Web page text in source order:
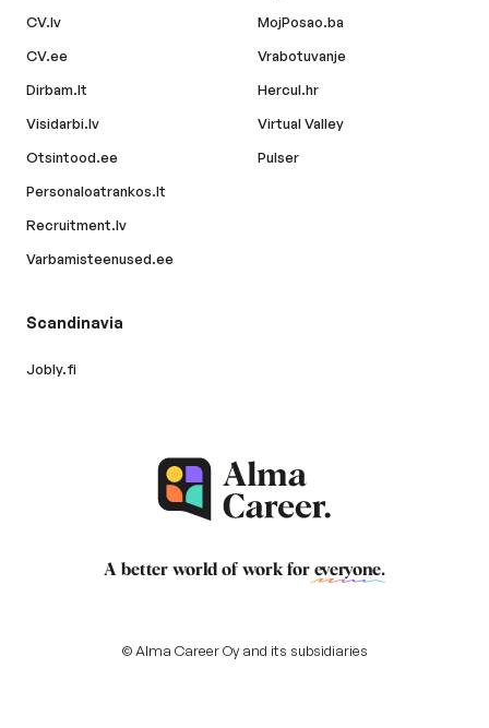
CV.lv
CV.ee
Dirbam.lt
Visidarbi.lv
Otsintood.ee
Personaloatrankos.lt
Recruitment.lv
Varbamisteenused.ee
MojPosao.ba
Vrabotuvanje
Hercul.hr
Virtual Valley
Pulser
Scandinavia
Jobly.fi
A better world of work for everyone.
© Alma Career Oy and its subsidiaries